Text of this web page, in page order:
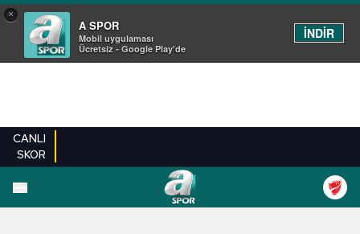
×
A SPOR
Mobil uygulaması
Ücretsiz - Google Play'de
İNDİR
CANLI
SKOR